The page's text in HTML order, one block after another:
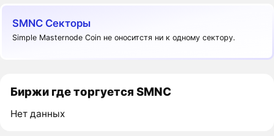
SMNC Секторы
Simple Masternode Coin не оноситстя ни к одному сектору.
Биржи где торгуется SMNC
Нет данных